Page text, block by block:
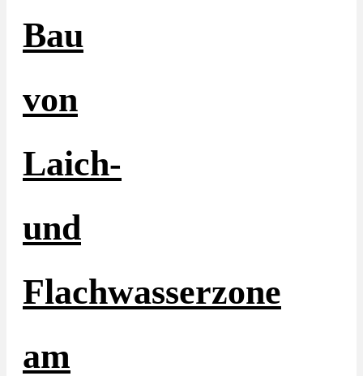
Bau
von
Laich-
und
Flachwasserzone
am